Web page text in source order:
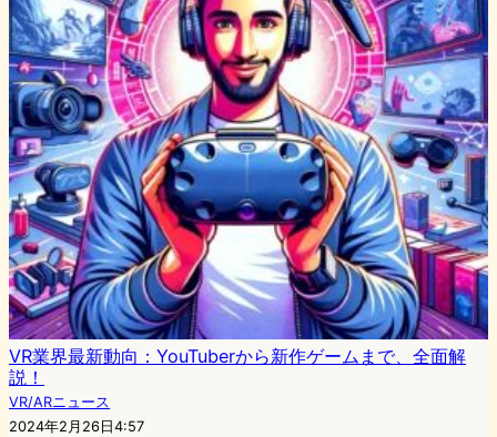
VR業界最新動向：YouTuberから新作ゲームまで、全面解
説！
VR/ARニュース
2024年2月26日4:57